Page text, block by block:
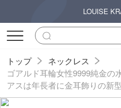
LOUISE
トップ
ネックレス
ゴアルド耳輪女性9999純金の
アスは年長者に金耳飾りの新